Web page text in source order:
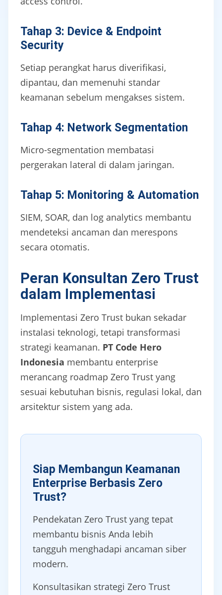
Tahap 3: Device & Endpoint
Security
Setiap perangkat harus diverifikasi,
dipantau, dan memenuhi standar
keamanan sebelum mengakses sistem.
Tahap 4: Network Segmentation
Micro-segmentation membatasi
pergerakan lateral di dalam jaringan.
Tahap 5: Monitoring & Automation
SIEM, SOAR, dan log analytics membantu
mendeteksi ancaman dan merespons
secara otomatis.
Peran Konsultan Zero Trust
dalam Implementasi
Implementasi Zero Trust bukan sekadar
instalasi teknologi, tetapi transformasi
strategi keamanan. PT Code Hero
Indonesia membantu enterprise
merancang roadmap Zero Trust yang
sesuai kebutuhan bisnis, regulasi lokal, dan
arsitektur sistem yang ada.
Siap Membangun Keamanan
Enterprise Berbasis Zero
Trust?
Pendekatan Zero Trust yang tepat
membantu bisnis Anda lebih
tangguh menghadapi ancaman siber
modern.
Konsultasikan strategi Zero Trust